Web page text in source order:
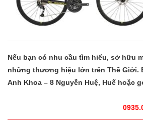
Nếu bạn có nhu cầu tìm hiểu, sở hữu
những thương hiệu lớn trên Thế Giới.
Anh Khoa – 8 Nguyễn Huệ, Huế hoặc